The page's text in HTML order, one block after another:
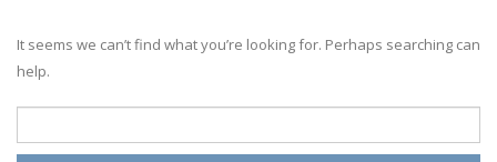
It seems we can’t find what you’re looking for. Perhaps searching can
help.